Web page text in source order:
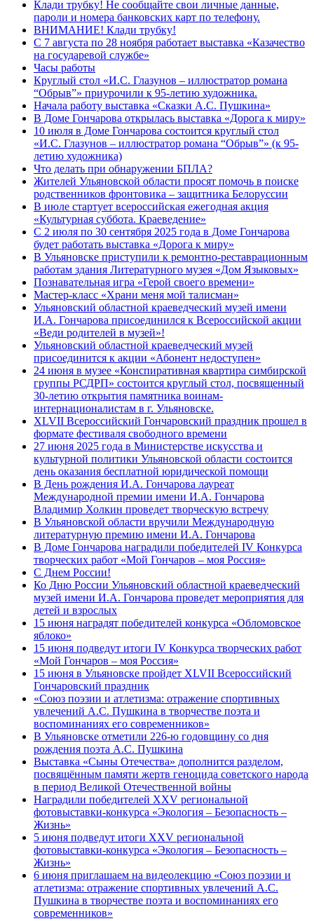
Клади трубку! Не сообщайте свои личные данные,
пароли и номера банковских карт по телефону.
ВНИМАНИЕ! Клади трубку!
С 7 августа по 28 ноября работает выставка «Казачество
на государевой службе»
Часы работы
Круглый стол «И.С. Глазунов – иллюстратор романа
“Обрыв”» приурочили к 95-летию художника.
Начала работу выставка «Сказки А.С. Пушкина»
В Доме Гончарова открылась выставка «Дорога к миру»
10 июля в Доме Гончарова состоится круглый стол
«И.С. Глазунов – иллюстратор романа “Обрыв”» (к 95-
летию художника)
Что делать при обнаружении БПЛА?
Жителей Ульяновской области просят помочь в поиске
родственников фронтовика – защитника Белоруссии
В июле стартует всероссийская ежегодная акция
«Культурная суббота. Краеведение»
С 2 июля по 30 сентября 2025 года в Доме Гончарова
будет работать выставка «Дорога к миру»
В Ульяновске приступили к ремонтно-реставрационным
работам здания Литературного музея «Дом Языковых»
Познавательная игра «Герой своего времени»
Мастер-класс «Храни меня мой талисман»
Ульяновский областной краеведческий музей имени
И.А. Гончарова присоединился к Всероссийской акции
«Веди родителей в музей»!
Ульяновский областной краеведческий музей
присоединится к акции «Абонент недоступен»
24 июня в музее «Конспиративная квартира симбирской
группы РСДРП» состоится круглый стол, посвященный
30-летию открытия памятника воинам-
интернационалистам в г. Ульяновске.
XLVII Всероссийский Гончаровский праздник прошел в
формате фестиваля свободного времени
27 июня 2025 года в Министерстве искусства и
культурной политики Ульяновской области состоится
день оказания бесплатной юридической помощи
В День рождения И.А. Гончарова лауреат
Международной премии имени И.А. Гончарова
Владимир Холкин проведет творческую встречу
В Ульяновской области вручили Международную
литературную премию имени И.А. Гончарова
В Доме Гончарова наградили победителей IV Конкурса
творческих работ «Мой Гончаров – моя Россия»
С Днем России!
Ко Дню России Ульяновский областной краеведческий
музей имени И.А. Гончарова проведет мероприятия для
детей и взрослых
15 июня наградят победителей конкурса «Обломовское
яблоко»
15 июня подведут итоги IV Конкурса творческих работ
«Мой Гончаров – моя Россия»
15 июня в Ульяновске пройдет XLVII Всероссийский
Гончаровский праздник
«Союз поэзии и атлетизма: отражение спортивных
увлечений А.С. Пушкина в творчестве поэта и
воспоминаниях его современников»
В Ульяновске отметили 226-ю годовщину со дня
рождения поэта А.С. Пушкина
Выставка «Сыны Отечества» дополнится разделом,
посвящённым памяти жертв геноцида советского народа
в период Великой Отечественной войны
Наградили победителей XXV региональной
фотовыставки-конкурса «Экология – Безопасность –
Жизнь»
5 июня подведут итоги XXV региональной
фотовыставки-конкурса «Экология – Безопасность –
Жизнь»
6 июня приглашаем на видеолекцию «Союз поэзии и
атлетизма: отражение спортивных увлечений А.С.
Пушкина в творчестве поэта и воспоминаниях его
современников»